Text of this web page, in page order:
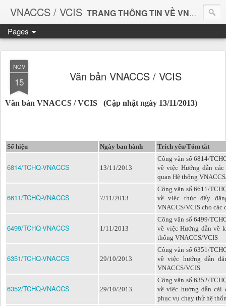
VNACCS / VCIS TRANG THÔNG TIN VỀ VNACCS
Vietnam Automated Cargo And Port Consolidated System
Giúp bạn làm thủ tục Hải quan thuận tiện và dễ dàng hơn.
Pages
NOV
15 Văn bản VNACCS / VCIS
Văn bản VNACCS / VCIS (Cập nhật ngày 13/11/2013)
Số hiệu Ngày ban hành Trích yếu/Tóm tắt
6814/TCHQ-VNACCS 13/11/2013
Công văn số 6814/
về việc Hướng dẫn
quan Hệ thống
6611/TCHQ-VNACCS 7/11/2013
Công văn số 6611/
về việc thúc đẩy
VNACCS/VCIS cho các
6499/TCHQ-VNACCS 1/11/2013
Công văn số 6499/
về việc Hướng dẫn về
thống VNACCS/VCIS
6351/TCHQ-VNACCS 29/10/2013
Công văn số 6351/
về việc hướng dẫn
VNACCS/VCIS
6352/TCHQ-VNACCS 29/10/2013
Công văn số 6352/
về việc hướng dẫn cài
phục vụ chạy thử hệ